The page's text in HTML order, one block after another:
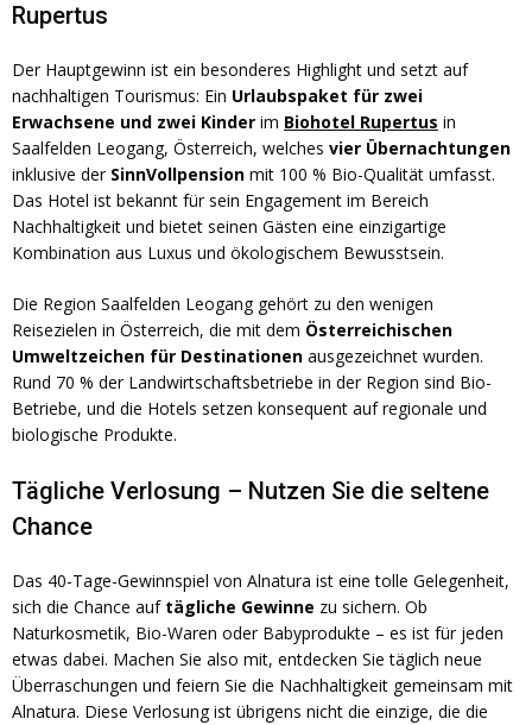
Rupertus
Der Hauptgewinn ist ein besonderes Highlight und setzt auf
nachhaltigen Tourismus: Ein Urlaubspaket für zwei
Erwachsene und zwei Kinder im Biohotel Rupertus in
Saalfelden Leogang, Österreich, welches vier Übernachtungen
inklusive der SinnVollpension mit 100 % Bio-Qualität umfasst.
Das Hotel ist bekannt für sein Engagement im Bereich
Nachhaltigkeit und bietet seinen Gästen eine einzigartige
Kombination aus Luxus und ökologischem Bewusstsein.
Die Region Saalfelden Leogang gehört zu den wenigen
Reisezielen in Österreich, die mit dem Österreichischen
Umweltzeichen für Destinationen ausgezeichnet wurden.
Rund 70 % der Landwirtschaftsbetriebe in der Region sind Bio-
Betriebe, und die Hotels setzen konsequent auf regionale und
biologische Produkte.
Tägliche Verlosung – Nutzen Sie die seltene
Chance
Das 40-Tage-Gewinnspiel von Alnatura ist eine tolle Gelegenheit,
sich die Chance auf tägliche Gewinne zu sichern. Ob
Naturkosmetik, Bio-Waren oder Babyprodukte – es ist für jeden
etwas dabei. Machen Sie also mit, entdecken Sie täglich neue
Überraschungen und feiern Sie die Nachhaltigkeit gemeinsam mit
Alnatura. Diese Verlosung ist übrigens nicht die einzige, die die